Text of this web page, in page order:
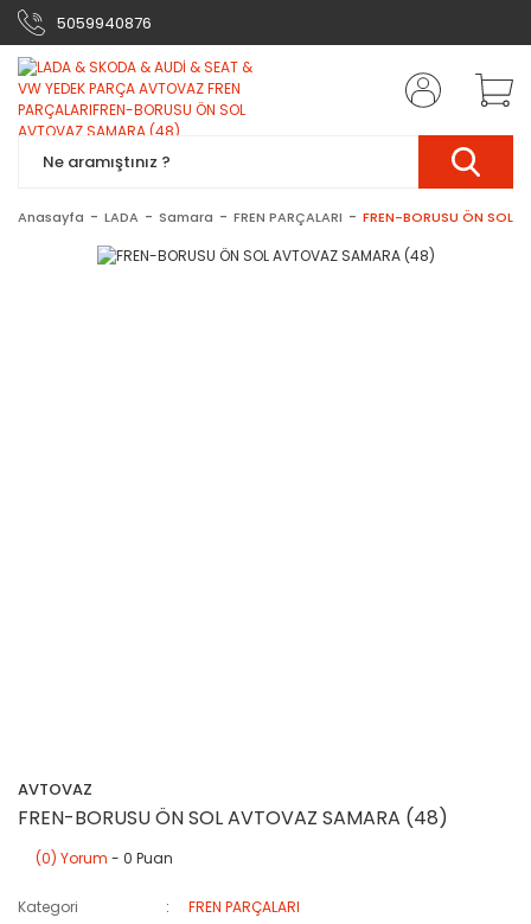
5059940876
Anasayfa LADA Samara FREN PARÇALARI FREN-BORUSU ÖN SOL
AVTOVAZ
FREN-BORUSU ÖN SOL AVTOVAZ SAMARA (48)
(0) Yorum - 0 Puan
Kategori
FREN PARÇALARI